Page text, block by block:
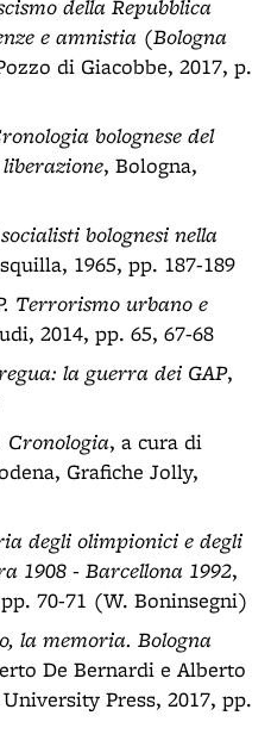
della Repubblica
e amnistia (Bologna
di Giacobbe, 2017, p.
bolognese del
, Bologna,
bolognesi nella
1965, pp. 187-189
Terrorismo urbano e
2014, pp. 65, 67-68
la guerra dei GAP,
Cronologia, a cura di
Grafiche Jolly,
degli olimpionici e degli
1908 - Barcellona 1992,
70-71 (W. Boninsegni)
la memoria. Bologna
De Bernardi e Alberto
Press, 2017, pp.